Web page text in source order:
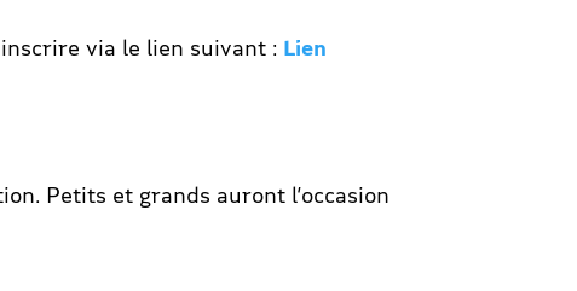
via le lien suivant : Lien
Petits et grands auront l’occasion